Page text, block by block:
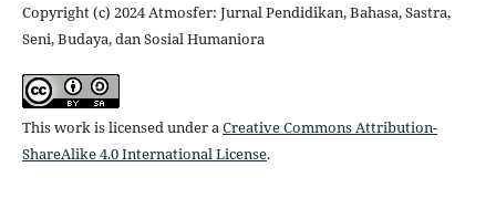
Copyright (c) 2024 Atmosfer: Jurnal Pendidikan, Bahasa, Sastra,
Seni, Budaya, dan Sosial Humaniora
This work is licensed under aCreative Commons Attribution-
ShareAlike 4.0 International License.